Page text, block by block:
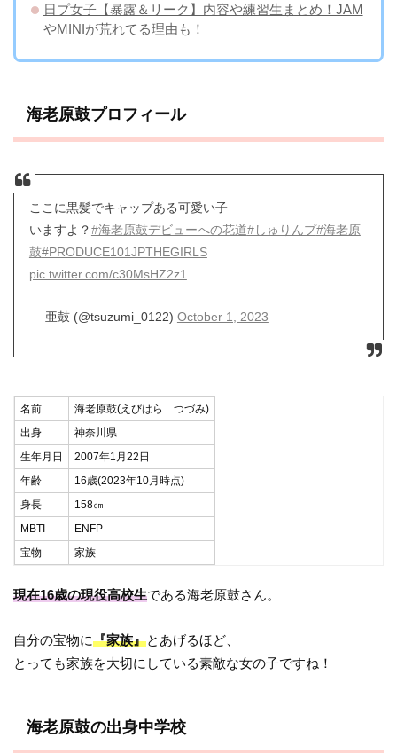
日プ女子【暴露＆リーク】内容や練習生まとめ！JAM
やMINIが荒れてる理由も！
海老原鼓プロフィール
ここに黒髪でキャップある可愛い子
いますよ？#海老原鼓デビューへの花道#しゅりんプ#海老原
鼓#PRODUCE101JPTHEGIRLS
pic.twitter.com/c30MsHZ2z1
— 亜鼓 (@tsuzumi_0122) October 1, 2023
名前
海老原鼓(えびはら つづみ)
出身
神奈川県
生年月日
2007年1月22日
年齢
16歳(2023年10月時点)
身長
158㎝
MBTI
ENFP
宝物
家族
現在16歳の現役高校生である海老原鼓さん。
自分の宝物に『家族』とあげるほど、
とっても家族を大切にしている素敵な女の子ですね！
海老原鼓の出身中学校